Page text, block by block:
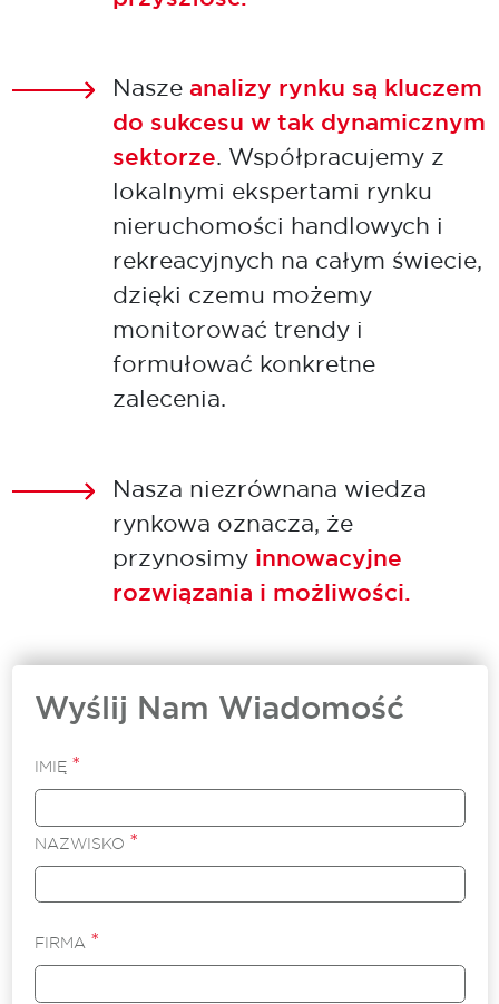
Nasze analizy rynku są kluczem
do sukcesu w tak dynamicznym
sektorze. Współpracujemy z
lokalnymi ekspertami rynku
nieruchomości handlowych i
rekreacyjnych na całym świecie,
dzięki czemu możemy
monitorować trendy i
formułować konkretne
zalecenia.
Nasza niezrównana wiedza
rynkowa oznacza, że
przynosimy innowacyjne
rozwiązania i możliwości.
Wyślij Nam Wiadomość
IMIĘ *
NAZWISKO *
FIRMA *